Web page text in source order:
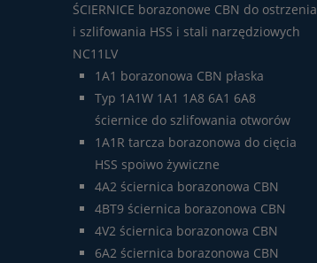
ŚCIERNICE borazonowe CBN do ostrzenia
i szlifowania HSS i stali narzędziowych
NC11LV
1A1 borazonowa CBN płaska
Typ 1A1W 1A1 1A8 6A1 6A8
ściernice do szlifowania otworów
1A1R tarcza borazonowa do cięcia
HSS spoiwo żywiczne
4A2 ściernica borazonowa CBN
4BT9 ściernica borazonowa CBN
4V2 ściernica borazonowa CBN
6A2 ściernica borazonowa CBN